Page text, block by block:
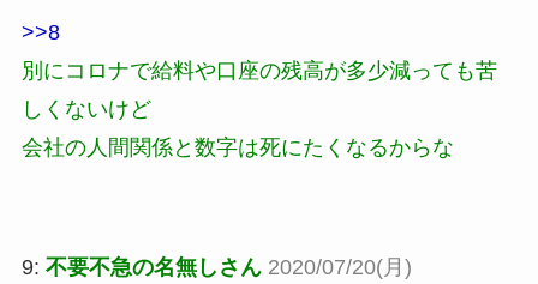
>>8
別にコロナで給料や口座の残高が多少減っても苦
しくないけど
会社の人間関係と数字は死にたくなるからな
9: 不要不急の名無しさん 2020/07/20(月)